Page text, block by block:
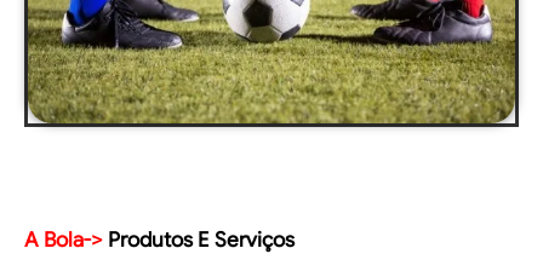
A Bola-> Produtos E Serviços